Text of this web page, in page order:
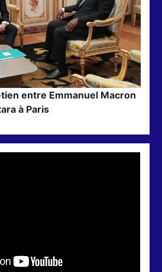
entre Emmanuel Macron
à Paris